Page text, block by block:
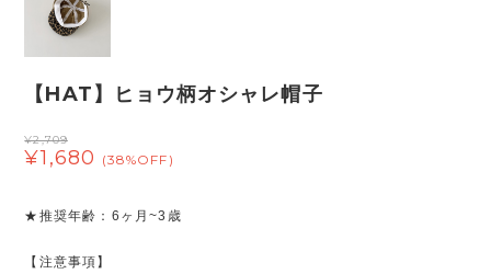
【HAT】ヒョウ柄オシャレ帽子
¥2,709
¥1,680 (38%OFF)
★推奨年齢：6ヶ月~3歳
【注意事項】